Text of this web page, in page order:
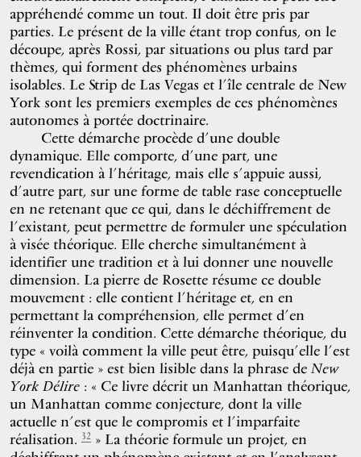
appréhendé comme un tout. Il doit être pris par
parties. Le présent de la ville étant trop confus, on le
découpe, après Rossi, par situations ou plus tard par
thèmes, qui forment des phénomènes urbains
isolables. Le Strip de Las Vegas et l’île centrale de New
York sont les premiers exemples de ces phénomènes
autonomes à portée doctrinaire.
Cette démarche procède d’une double
dynamique. Elle comporte, d’une part, une
revendication à l’héritage, mais elle s’appuie aussi,
d’autre part, sur une forme de table rase conceptuelle
en ne retenant que ce qui, dans le déchiffrement de
l’existant, peut permettre de formuler une spéculation
à visée théorique. Elle cherche simultanément à
identifier une tradition et à lui donner une nouvelle
dimension. La pierre de Rosette résume ce double
mouvement : elle contient l’héritage et, en en
permettant la compréhension, elle permet d’en
réinventer la condition. Cette démarche théorique, du
type « voilà comment la ville peut être, puisqu’elle l’est
déjà en partie » est bien lisible dans la phrase de New
York Délire: « Ce livre décrit un Manhattan théorique,
un Manhattan comme conjecture, dont la ville
actuelle n’est que le compromis et l’imparfaite
réalisation. 32» La théorie formule un projet, en